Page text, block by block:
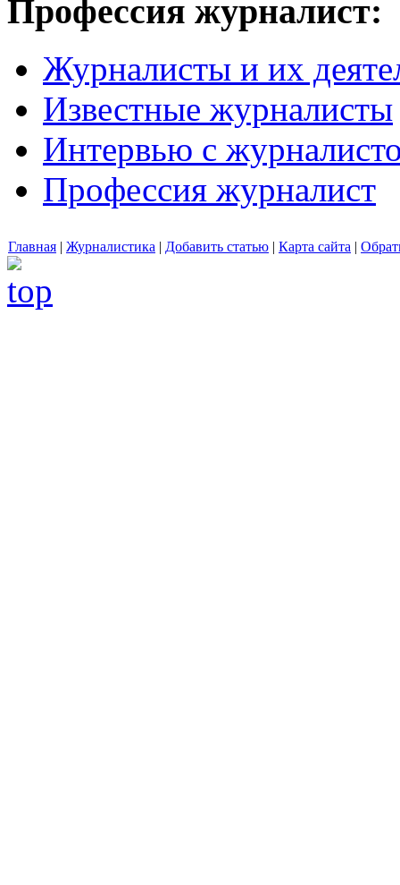
Профессия журналист:
Журналисты и их
Известные журналисты
Интервью с
Профессия журналист
Главная | Журналистика | Добавить статью | Карта сайта |